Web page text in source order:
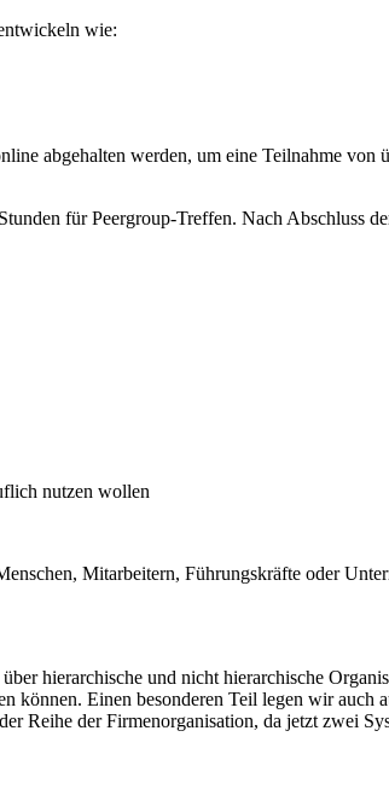
wie:
abgehalten werden, um eine Teilnahme von
für Peergroup-Treffen. Nach Abschluss
nutzen wollen
Mitarbeitern, Führungskräfte oder
hierarchische und nicht hierarchische
können. Einen besonderen Teil legen wir auch
Reihe der Firmenorganisation, da jetzt zwei